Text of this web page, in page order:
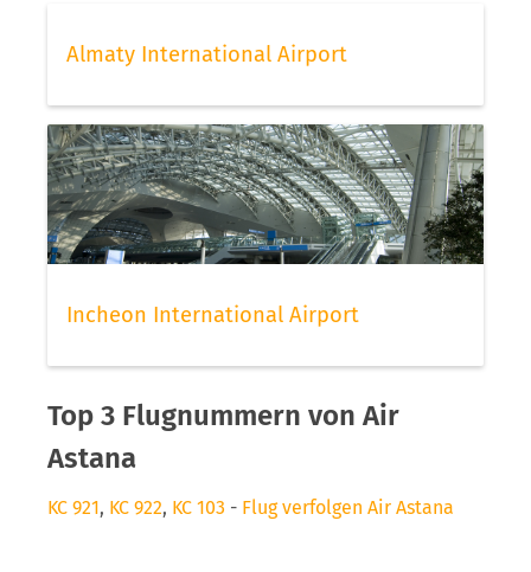
Almaty International Airport
Incheon International Airport
Top 3 Flugnummern von Air
Astana
KC 921, KC 922, KC 103 - Flug verfolgen Air Astana